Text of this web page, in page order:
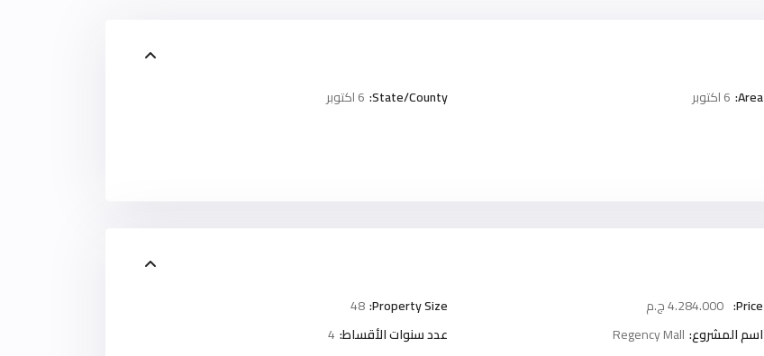
Area: 6 اكتوبر State/County: 6 اكتوبر
Price:
Property Size:
48
اسم المشروع: Regency Mall عدد سنوات الأقساط: 4